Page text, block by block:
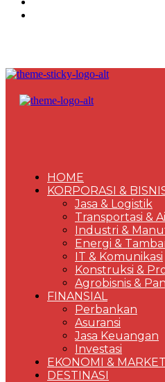
HOME
KORPORASI &
Jasa & Logistik
Transportasi &
Industri &
Energi &
IT & Komunikasi
Konstruksi &
Agrobisnis &
FINANSIAL
Perbankan
Asuransi
Jasa Keuangan
Investasi
EKONOMI &
DESTINASI